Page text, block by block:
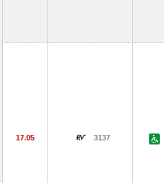
17.05 3137